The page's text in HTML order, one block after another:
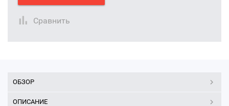
Сравнить
ОБЗОР
ОПИСАНИЕ